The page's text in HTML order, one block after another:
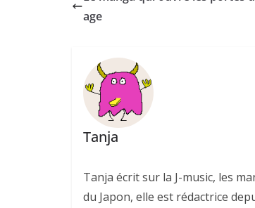
age
Tanja
Tanja écrit sur la J-music, les
du Japon, elle est rédactrice